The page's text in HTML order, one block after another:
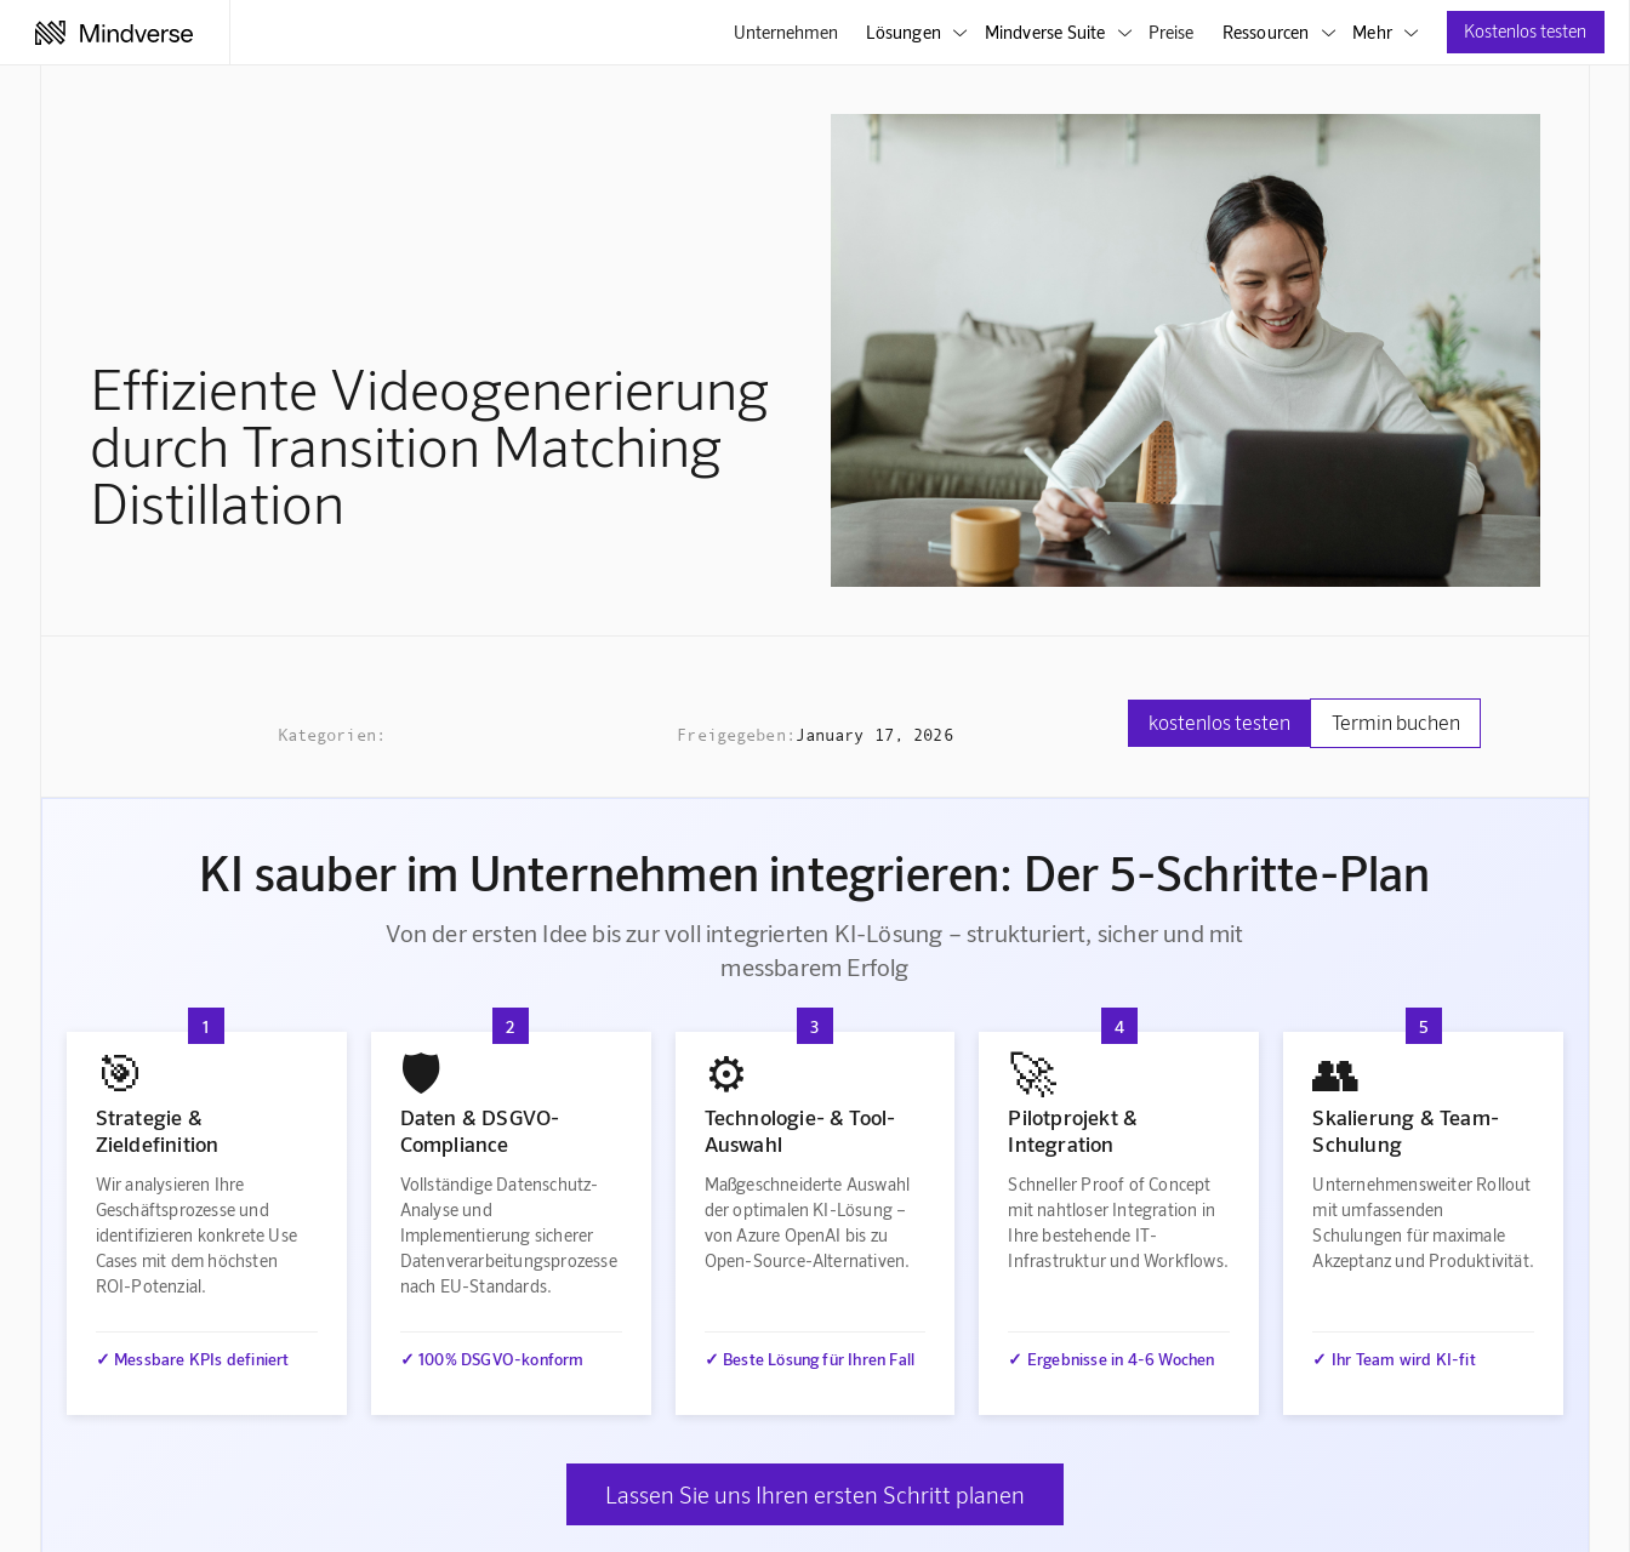
Unternehmen Lösungen  Mindverse Suite  Preise Ressourcen  Mehr  Kostenlos testen
Effiziente Videogenerierung
durch Transition Matching
Distillation
Kategorien: Freigegeben: January 17, 2026
kostenlos testen Termin buchen
KI sauber im Unternehmen integrieren: Der 5-Schritte-Plan
Von der ersten Idee bis zur voll integrierten KI-Lösung – strukturiert, sicher und mit
messbarem Erfolg
1
🎯
Strategie &
Zieldefinition
Wir analysieren Ihre
Geschäftsprozesse und
identifizieren konkrete Use
Cases mit dem höchsten
ROI-Potenzial.
✓ Messbare KPIs definiert
2
🛡️
Daten & DSGVO-
Compliance
Vollständige Datenschutz-
Analyse und
Implementierung sicherer
Datenverarbeitungsprozesse
nach EU-Standards.
✓ 100% DSGVO-konform
3
⚙️
Technologie- & Tool-
Auswahl
Maßgeschneiderte Auswahl
der optimalen KI-Lösung –
von Azure OpenAI bis zu
Open-Source-Alternativen.
✓ Beste Lösung für Ihren Fall
4
🚀
Pilotprojekt &
Integration
Schneller Proof of Concept
mit nahtloser Integration in
Ihre bestehende IT-
Infrastruktur und Workflows.
✓ Ergebnisse in 4-6 Wochen
5
👥
Skalierung & Team-
Schulung
Unternehmensweiter Rollout
mit umfassenden
Schulungen für maximale
Akzeptanz und Produktivität.
✓ Ihr Team wird KI-fit
Lassen Sie uns Ihren ersten Schritt planen